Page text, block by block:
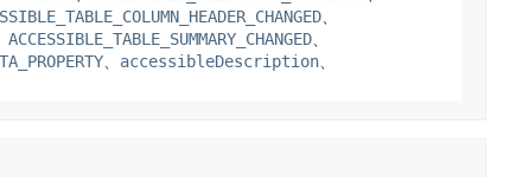
、
ACCESSIBLE_TABLE_SUMMARY_CHANGED、
、 accessibleDescription、